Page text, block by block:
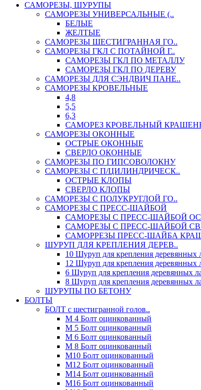
САМОРЕЗЫ, ШУРУПЫ
САМОРЕЗЫ УНИВЕРСАЛЬНЫЕ (..
БЕЛЫЕ
ЖЕЛТЫЕ
САМОРЕЗЫ ШЕСТИГРАННАЯ ГО..
САМОРЕЗЫ ГКЛ С ПОТАЙНОЙ Г..
САМОРЕЗЫ ГКЛ ПО МЕТАЛЛУ
САМОРЕЗЫ ГКЛ ПО ДЕРЕВУ
САМОРЕЗЫ ДЛЯ СЭНДВИЧ ПАНЕ..
САМОРЕЗЫ КРОВЕЛЬНЫЕ
4,8
5,5
6,3
САМОРЕЗ КРОВЕЛЬНЫЙ
САМОРЕЗЫ ОКОННЫЕ
ОСТРЫЕ ОКОННЫЕ
СВЕРЛО ОКОННЫЕ
САМОРЕЗЫ ПО ГИПСОВОЛОКНУ
САМОРЕЗЫ С П/ЦИЛИНДРИЧЕСК..
ОСТРЫЕ КЛОПЫ
СВЕРЛО КЛОПЫ
САМОРЕЗЫ С ПОЛУКРУГЛОЙ ГО..
САМОРЕЗЫ С ПРЕСС-ШАЙБОЙ
САМОРЕЗЫ С ПРЕСС-ШАЙБОЙ
САМОРЕЗЫ С ПРЕСС-ШАЙБОЙ
САМОРРЕЗЫ ПРЕСС-ШАЙБА
ШУРУП ДЛЯ КРЕПЛЕНИЯ ДЕРЕВ..
10 Шуруп для крепления деревянных
12 Шуруп для крепления деревянных
6 Шуруп для крепления деревянных
8 Шуруп для крепления деревянных
ШУРУПЫ ПО БЕТОНУ
БОЛТЫ
БОЛТ с шестигранной голов..
М 4 Болт оцинкованный
М 5 Болт оцинкованный
М 6 Болт оцинкованный
М 8 Болт оцинкованный
М10 Болт оцинкованный
М12 Болт оцинкованный
М14 Болт оцинкованный
М16 Болт оцинкованный